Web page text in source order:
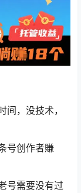
，没技术，
号创作者賺
号需要没有过